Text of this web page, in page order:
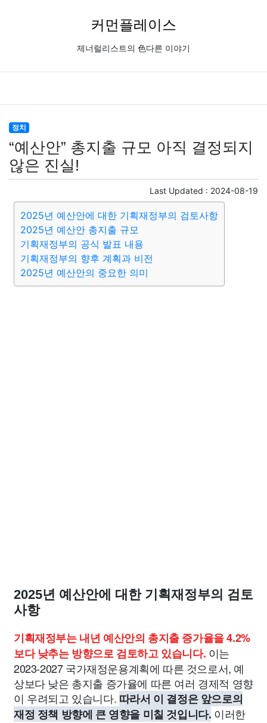
커먼플레이스
제너럴리스트의 色다른 이야기
정치
“예산안” 총지출 규모 아직 결정되지
않은 진실!
Last Updated : 2024-08-19
2025년 예산안에 대한 기획재정부의 검토사항
2025년 예산안 총지출 규모
기획재정부의 공식 발표 내용
기획재정부의 향후 계획과 비전
2025년 예산안의 중요한 의미
2025년 예산안에 대한 기획재정부의 검토
사항
기획재정부는 내년 예산안의 총지출 증가율을 4.2%
보다 낮추는 방향으로 검토하고 있습니다. 이는
2023-2027 국가재정운용계획에 따른 것으로서, 예
상보다 낮은 총지출 증가율에 따른 여러 경제적 영향
이 우려되고 있습니다. 따라서 이 결정은 앞으로의
재정 정책 방향에 큰 영향을 미칠 것입니다. 이러한